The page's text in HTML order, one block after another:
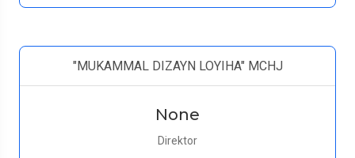
"MUKAMMAL DIZAYN LOYIHA" MCHJ
None
Direktor